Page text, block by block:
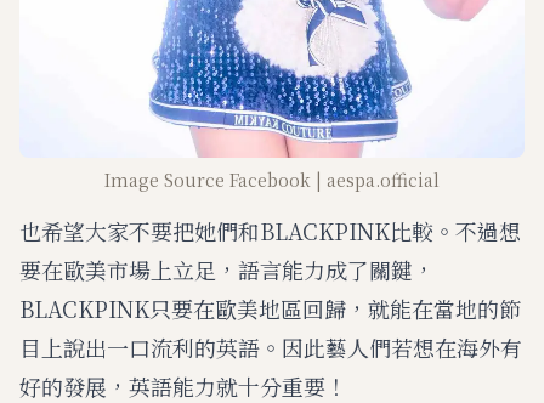
Image Source Facebook | aespa.official
也希望大家不要把她們和BLACKPINK比較。不過想
要在歐美市場上立足，語言能力成了關鍵，
BLACKPINK只要在歐美地區回歸，就能在當地的節
目上說出一口流利的英語。因此藝人們若想在海外有
好的發展，英語能力就十分重要！